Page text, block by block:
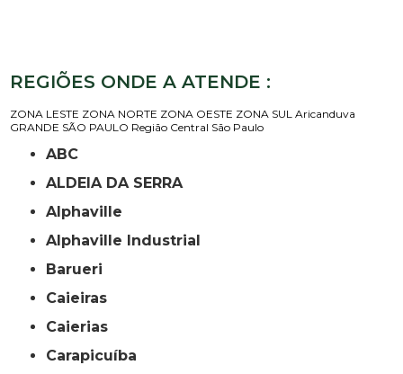
REGIÕES ONDE A ATENDE :
ZONA LESTE ZONA NORTE ZONA OESTE ZONA SUL Aricanduva
GRANDE SÃO PAULO Região Central São Paulo
ABC
ALDEIA DA SERRA
Alphaville
Alphaville Industrial
Barueri
Caieiras
Caierias
Carapicuíba